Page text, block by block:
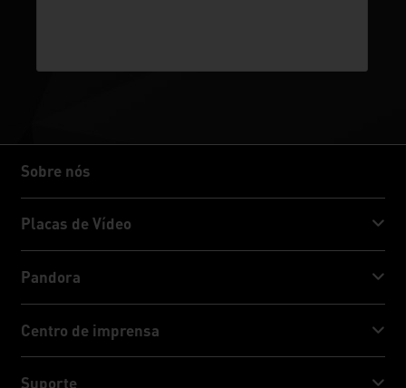
Sobre nós
Sobre nós
Placas de Vídeo
GeForce RTX™ 40 Series
GeForce RTX™ 30 Series
Pandora
NVIDIA Jetson Orin™ Nano Super
Centro de imprensa
Suporte